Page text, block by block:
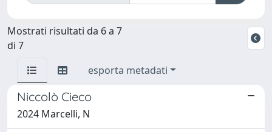
Mostrati risultati da 6 a 7
di 7
esporta metadati
Niccolò Cieco
2024 Marcelli, N